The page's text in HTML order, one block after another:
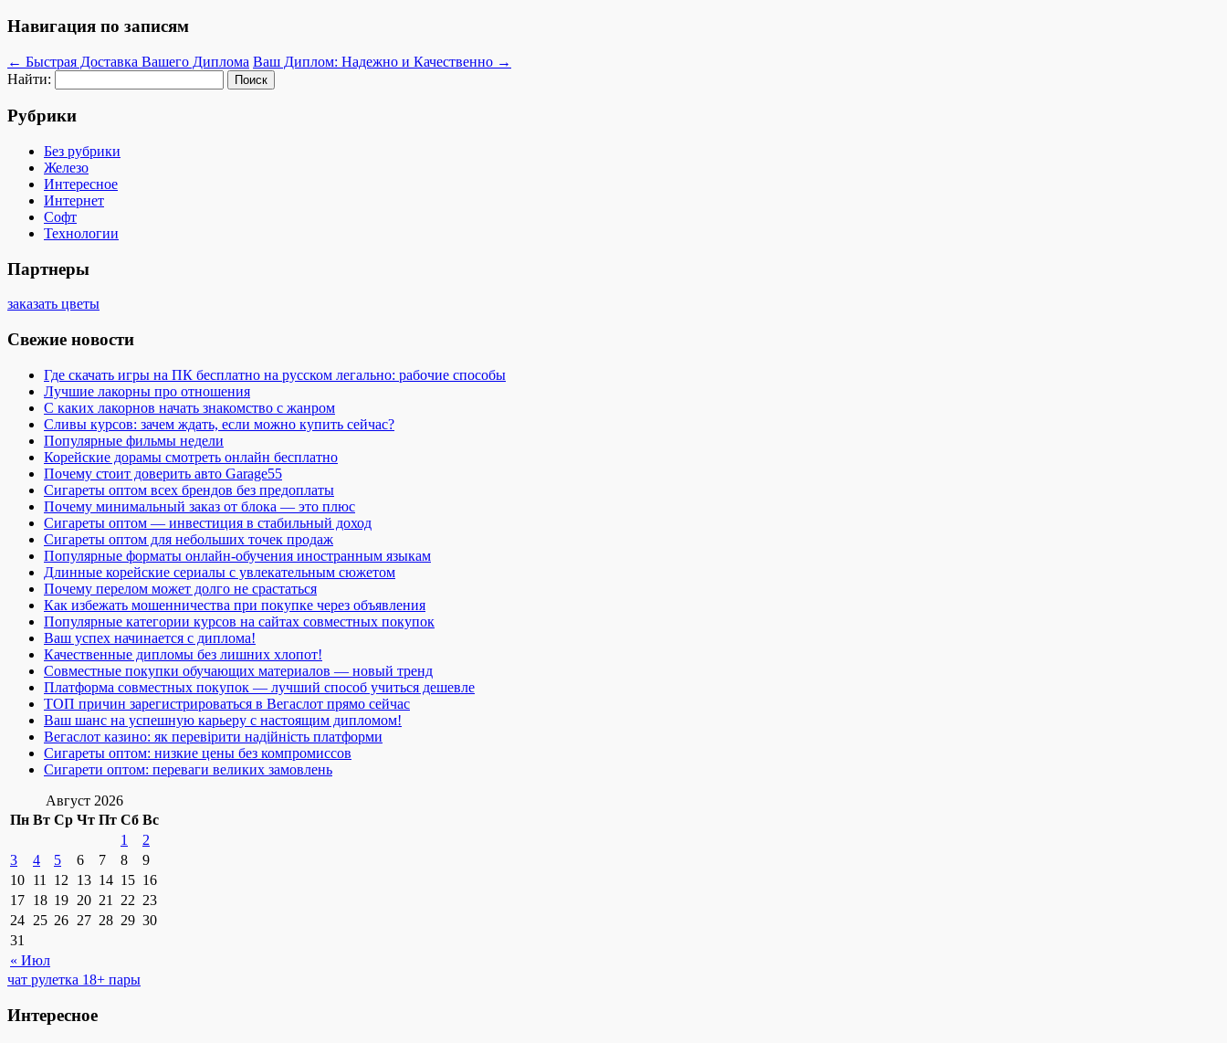
Навигация по записям
← Быстрая Доставка Вашего Диплома Ваш Диплом: Надежно и Качественно →
Найти:
Рубрики
Без рубрики
Железо
Интересное
Интернет
Софт
Технологии
Партнеры
заказать цветы
Свежие новости
Где скачать игры на ПК бесплатно на русском легально: рабочие способы
Лучшие лакорны про отношения
С каких лакорнов начать знакомство с жанром
Сливы курсов: зачем ждать, если можно купить сейчас?
Популярные фильмы недели
Корейские дорамы смотреть онлайн бесплатно
Почему стоит доверить авто Garage55
Сигареты оптом всех брендов без предоплаты
Почему минимальный заказ от блока — это плюс
Сигареты оптом — инвестиция в стабильный доход
Сигареты оптом для небольших точек продаж
Популярные форматы онлайн-обучения иностранным языкам
Длинные корейские сериалы с увлекательным сюжетом
Почему перелом может долго не срастаться
Как избежать мошенничества при покупке через объявления
Популярные категории курсов на сайтах совместных покупок
Ваш успех начинается с диплома!
Качественные дипломы без лишних хлопот!
Совместные покупки обучающих материалов — новый тренд
Платформа совместных покупок — лучший способ учиться дешевле
ТОП причин зарегистрироваться в Вегаслот прямо сейчас
Ваш шанс на успешную карьеру с настоящим дипломом!
Вегаслот казино: як перевірити надійність платформи
Сигареты оптом: низкие цены без компромиссов
Сигарети оптом: переваги великих замовлень
Август 2026
Пн Вт Ср Чт Пт Сб Вс
« Июл
1
2
3
4 5 6 7 8
9
10 11 12 13 14 15 16
17 18 19 20 21 22 23
24 25 26 27 28 29 30
31
чат рулетка 18+ пары
Интересное